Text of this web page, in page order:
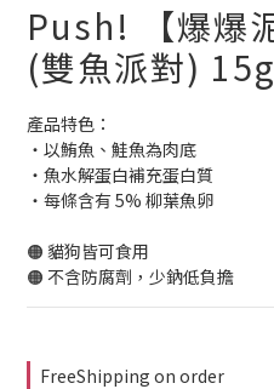
Push! 【爆爆
(雙魚派對)
產品特色：
・以鮪魚、鮭魚為肉底
・魚水解蛋白補充蛋白質
・每條含有 5% 柳葉魚卵
🟠 貓狗皆可食用
🟠 不含防腐劑，少鈉低負擔
FreeShipping on order